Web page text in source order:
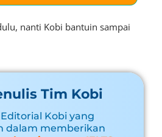
nanti Kobi bantuin sampai
Tim Kobi
Kobi yang
dalam memberikan